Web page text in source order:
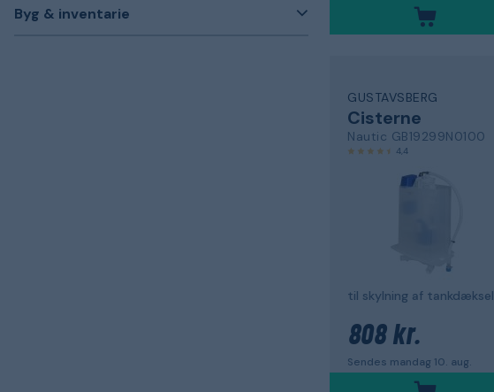
Byg & inventarie
GUSTAVSBERG
Cisterne
Nautic GB19299N0100
4,4
til skylning af tankdæksel
808 kr.
Sendes mandag 10. aug.